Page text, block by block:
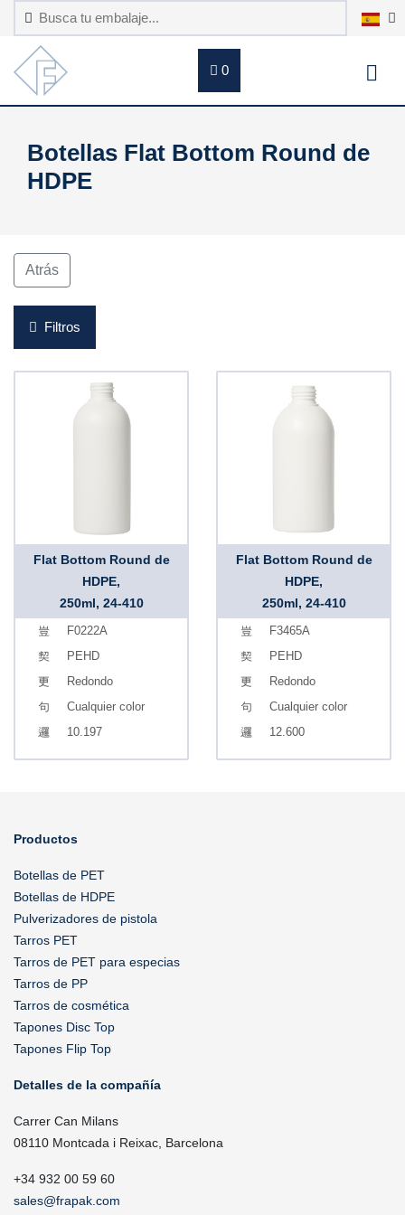
0
Botellas Flat Bottom Round de
HDPE
Atrás
Filtros
Flat Bottom Round de
HDPE,
250ml, 24-410
F0222A
PEHD
Redondo
Cualquier color
10.197
Flat Bottom Round de
HDPE,
250ml, 24-410
F3465A
PEHD
Redondo
Cualquier color
12.600
Productos
Botellas de PET
Botellas de HDPE
Pulverizadores de pistola
Tarros PET
Tarros de PET para especias
Tarros de PP
Tarros de cosmética
Tapones Disc Top
Tapones Flip Top
Detalles de la compañía
Carrer Can Milans
08110 Montcada i Reixac, Barcelona
+34 932 00 59 60
sales@frapak.com